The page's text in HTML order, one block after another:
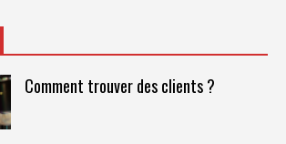
Comment trouver des clients ?